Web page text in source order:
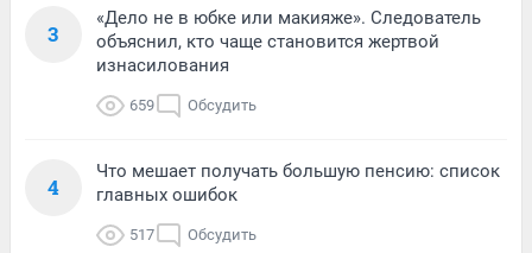
3
«Дело не в юбке или макияже». Следователь
объяснил, кто чаще становится жертвой
изнасилования
659 Обсудить
4
Что мешает получать большую пенсию: список
главных ошибок
517 Обсудить